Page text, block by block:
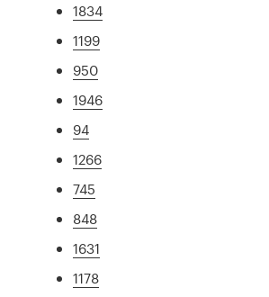
1834
1199
950
1946
94
1266
745
848
1631
1178